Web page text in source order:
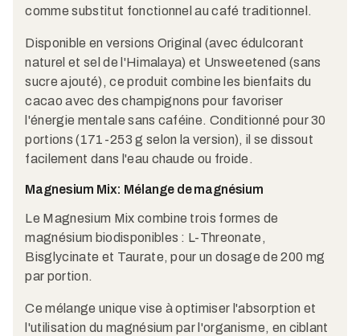
comme substitut fonctionnel au café traditionnel.
Disponible en versions Original (avec édulcorant
naturel et sel de l'Himalaya) et Unsweetened (sans
sucre ajouté), ce produit combine les bienfaits du
cacao avec des champignons pour favoriser
l'énergie mentale sans caféine. Conditionné pour 30
portions (171-253 g selon la version), il se dissout
facilement dans l'eau chaude ou froide.
Magnesium Mix: Mélange de magnésium
Le Magnesium Mix combine trois formes de
magnésium biodisponibles : L-Threonate,
Bisglycinate et Taurate, pour un dosage de 200 mg
par portion.
Ce mélange unique vise à optimiser l'absorption et
l'utilisation du magnésium par l'organisme, en ciblant